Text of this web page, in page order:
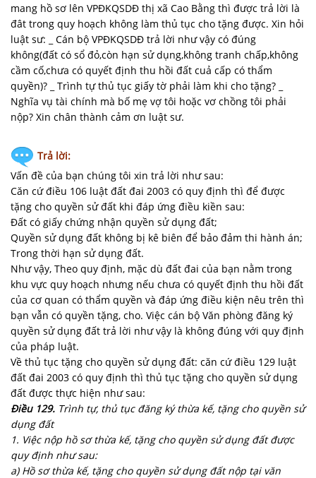
LIÊN
HỆ
mang hồ sơ lên VPĐKQSDĐ thị xã Cao Bằng thì được trả lời là
đât trong quy hoạch không làm thủ tục cho tặng được. Xin hỏi
luật sư: _ Cán bộ VPĐKQSDĐ trả lời như vậy có đúng
không(đất có sổ đỏ,còn hạn sử dụng,không tranh chấp,không
cầm cố,chưa có quyết định thu hồi đất cuả cấp có thẩm
quyền)? _ Trình tự thủ tục giấy tờ phải làm khi cho tặng? _
Nghĩa vụ tài chính mà bố mẹ vợ tôi hoặc vơ chồng tôi phải
nộp? Xin chân thành cảm ơn luật sư.
Trả lời:
Vấn đề của bạn chúng tôi xin trả lời như sau:
Căn cứ điều 106 luật đất đai 2003 có quy định thì để được
tặng cho quyền sử đất khi đáp ứng điều kiền sau:
Đất có giấy chứng nhận quyền sử dụng đất;
Quyền sử dụng đất không bị kê biên để bảo đảm thi hành án;
Trong thời hạn sử dụng đất.
Như vậy, Theo quy định, mặc dù đất đai của bạn nằm trong
khu vực quy hoạch nhưng nếu chưa có quyết định thu hồi đất
của cơ quan có thẩm quyền và đáp ứng điều kiện nêu trên thì
bạn vẫn có quyền tặng, cho. Việc cán bộ Văn phòng đăng ký
quyền sử dụng đất trả lời như vậy là không đúng với quy định
của pháp luật.
Về thủ tục tặng cho quyền sử dụng đất: căn cứ điều 129 luật
đất đai 2003 có quy định thì thủ tục tặng cho quyền sử dụng
đất được thực hiện như sau:
Điều 129. Trình tự, thủ tục đăng ký thừa kế, tặng cho quyền sử
dụng đất
1. Việc nộp hồ sơ thừa kế, tặng cho quyền sử dụng đất được
quy định như sau:
a) Hồ sơ thừa kế, tặng cho quyền sử dụng đất nộp tại văn